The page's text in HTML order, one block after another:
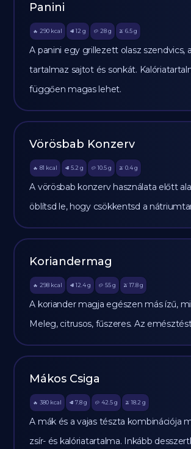
Panini
🔥 290 kcal 🥩 12 g 🥔 28g 🫒 6.5 g
A panini egy grillezett olasz szendvics,
tartalmaz sajtot és sonkát.
függően magas lehet.
Vörösbab Konzerv
🔥 81 kcal 🥩 5.2 g 🥔 10.5g 🫒 0.4 g
A vörösbab konzerv használata előtt
öblítsd le, hogy csökkentsd a
Koriandermag
🔥 298 kcal 🥩 12.4 g 🥔 55g 🫒 17.8 g
A koriander magja egészen más ízű,
Meleg, citrusos, fűszeres. Az
Mákos Csiga
🔥 380 kcal 🥩 7.8 g 🥔 42.5g 🫒 18.2 g
A mák és a vajas tészta kombinációja
zsír- és kalóriatartalma. Inkább